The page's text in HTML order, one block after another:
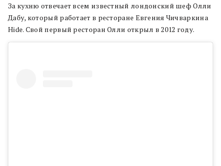
За кухню отвечает всем известный лондонский шеф Олли
Дабу, который работает в ресторане Евгения Чичваркина
Hide. Свой первый ресторан Олли открыл в 2012 году.